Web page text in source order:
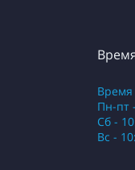
Время
Пн-пт
Сб -
Вс -